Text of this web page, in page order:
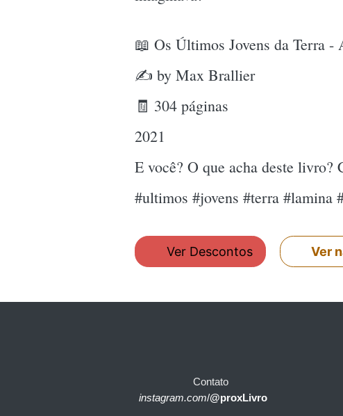
📖 Os Últimos Jovens da Terra
✍ by Max Brallier
🧾 304 páginas
2021
E você? O que acha deste livro?
#ultimos #jovens #terra
Ver Descontos Ver
Contato
instagram.com/@proxLivro